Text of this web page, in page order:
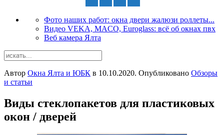
Фото наших работ: окна двери жалюзи роллеты...
Видео VEKA, MACO, Euroglass: всё об окнах пвх
Веб камера Ялта
Автор Окна Ялта и ЮБК в 10.10.2020. Опубликовано Обзоры
и статьи
Виды стеклопакетов для пластиковых
окон / дверей